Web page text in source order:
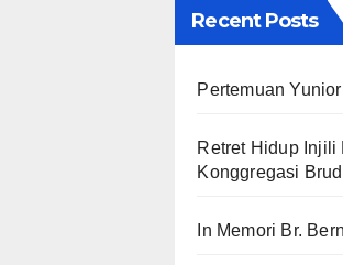
Recent Posts
Pertemuan Yunior
Retret Hidup Injili
Konggregasi
In Memori Br.